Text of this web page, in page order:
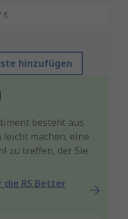
€
hinzufügen
besteht aus
machen, eine
zu treffen, der Sie
die RS Better